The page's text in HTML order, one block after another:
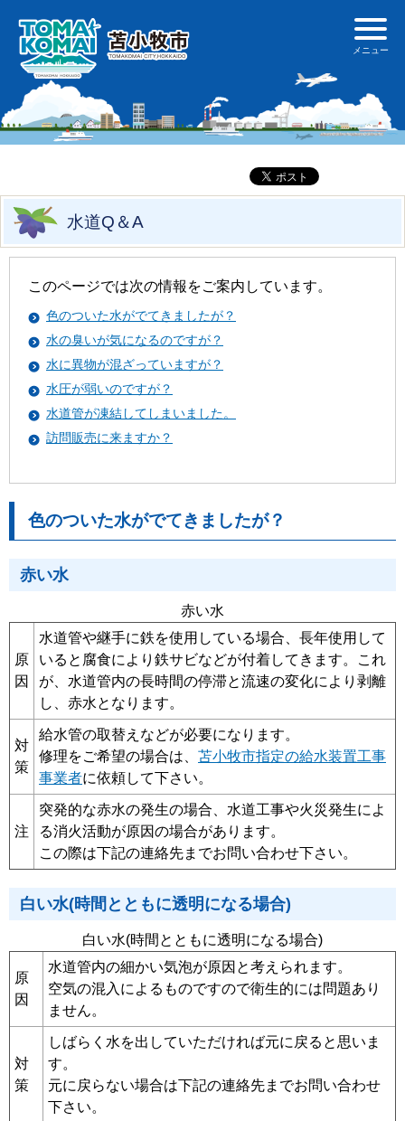
水道Q＆A
このページでは次の情報をご案内しています。
色のついた水がでてきましたが？
水の臭いが気になるのですが？
水に異物が混ざっていますが？
水圧が弱いのですが？
水道管が凍結してしまいました。
訪問販売に来ますか？
色のついた水がでてきましたが？
赤い水
赤い水
原
因
水道管や継手に鉄を使用している場合、長年使用して
いると腐食により鉄サビなどが付着してきます。これ
が、水道管内の長時間の停滞と流速の変化により剥離
し、赤水となります。
対
策
給水管の取替えなどが必要になります。
修理をご希望の場合は、 苫小牧市指定の給水装置工事
事業者に依頼して下さい。
注
突発的な赤水の発生の場合、水道工事や火災発生によ
る消火活動が原因の場合があります。
この際は下記の連絡先までお問い合わせ下さい。
白い水(時間とともに透明になる場合)
白い水(時間とともに透明になる場合)
原
因
水道管内の細かい気泡が原因と考えられます。
空気の混入によるものですので衛生的には問題あり
ません。
対
策
しばらく水を出していただければ元に戻ると思いま
す。
元に戻らない場合は下記の連絡先までお問い合わせ
下さい。